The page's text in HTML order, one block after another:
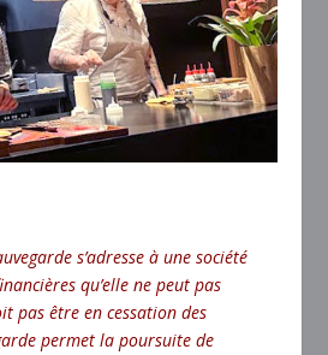
s’adresse à une société
qu’elle ne peut pas
pas être encessation des
permet la poursuite de